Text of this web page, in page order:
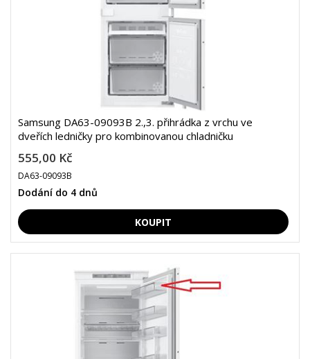
Samsung DA63-09093B 2.,3. přihrádka z vrchu ve
dveřích ledničky pro kombinovanou chladničku
555,00 Kč
DA63-09093B
Dodání do 4 dnů